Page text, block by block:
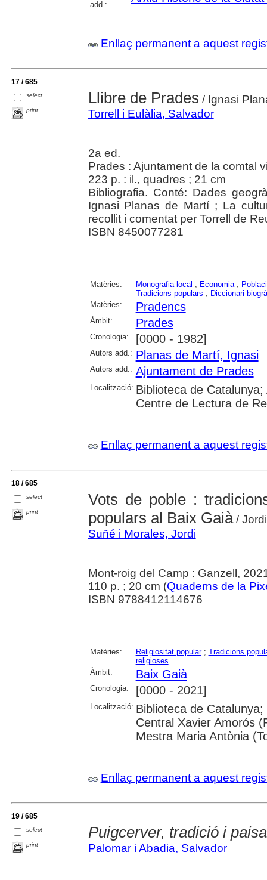
add.:
Enllaç permanent a aquest
17 / 685
select
print
Llibre de Prades / Ignasi
Torrell i Eulàlia, Salvador
2a ed.
Prades : Ajuntament de la comtal
223 p. : il., quadres ; 21 cm
Bibliografia. Conté: Dades
Ignasi Planas de Martí ; La
recollit i comentat per Torrell de
ISBN 8450077281
Matèries: Monografia local ; Economia;
Tradicions populars ; Diccionari
Matèries:
Pradencs
Àmbit: Prades
Cronologia: [0000 - 1982]
Autors add.: Planas de Martí, Ignasi
Autors add.: Ajuntament de Prades
Localització: Biblioteca de
Centre de Lectura de
Enllaç permanent a aquest
18 / 685
select
print
Vots de poble :
populars al Baix Gaià/
Suñé i Morales, Jordi
Mont-roig del Camp : Ganzell,
110 p. ; 20 cm (Quaderns de la
ISBN 9788412114676
Matèries: Religiositat popular; Tradicions
religioses
Àmbit:
Baix Gaià
Cronologia: [0000 - 2021]
Localització: Biblioteca de
Central Xavier Amorós
Mestra Maria Antònia
Enllaç permanent a aquest
19 / 685
select
print
Puigcerver, tradició i
Palomar i Abadia, Salvador